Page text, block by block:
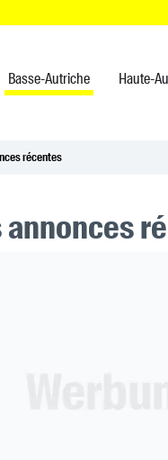
Basse-Autriche Haute-
récentes
annonces